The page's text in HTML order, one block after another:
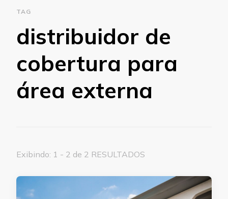
TAG
distribuidor de
cobertura para
área externa
Exibindo: 1 - 2 de 2 RESULTADOS